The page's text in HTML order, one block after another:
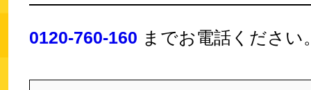
0120-760-160 までお電話ください